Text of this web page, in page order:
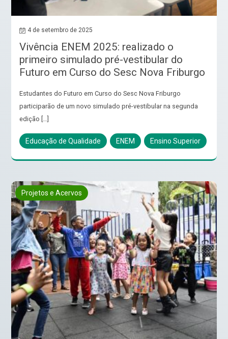
4 de setembro de 2025
Vivência ENEM 2025: realizado o
primeiro simulado pré-vestibular do
Futuro em Curso do Sesc Nova Friburgo
Estudantes do Futuro em Curso do Sesc Nova Friburgo
participarão de um novo simulado pré-vestibular na segunda
edição […]
Educação de Qualidade ENEM Ensino Superior
Projetos e Acervos